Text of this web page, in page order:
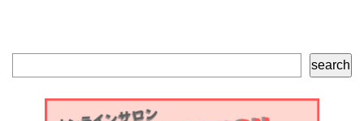
索
search